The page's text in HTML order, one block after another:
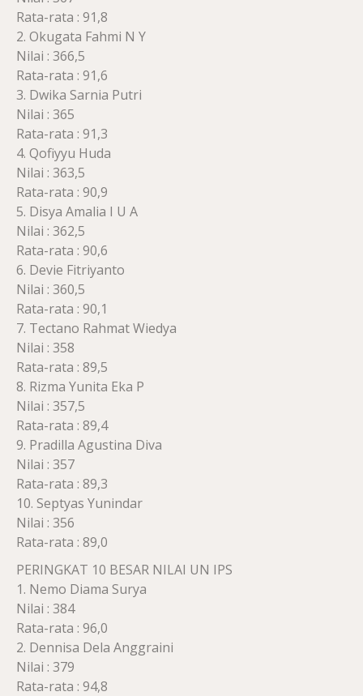
Rata-rata : 91,8
2. Okugata Fahmi N Y
Nilai : 366,5
Rata-rata : 91,6
3. Dwika Sarnia Putri
Nilai : 365
Rata-rata : 91,3
4. Qofiyyu Huda
Nilai : 363,5
Rata-rata : 90,9
5. Disya Amalia I U A
Nilai : 362,5
Rata-rata : 90,6
6. Devie Fitriyanto
Nilai : 360,5
Rata-rata : 90,1
7. Tectano Rahmat Wiedya
Nilai : 358
Rata-rata : 89,5
8. Rizma Yunita Eka P
Nilai : 357,5
Rata-rata : 89,4
9. Pradilla Agustina Diva
Nilai : 357
Rata-rata : 89,3
10. Septyas Yunindar
Nilai : 356
Rata-rata : 89,0
PERINGKAT 10 BESAR NILAI UN IPS
1. Nemo Diama Surya
Nilai : 384
Rata-rata : 96,0
2. Dennisa Dela Anggraini
Nilai : 379
Rata-rata : 94,8